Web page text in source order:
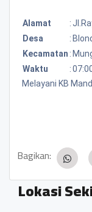
Alamat :
Desa
:
Kecamatan :
Waktu
:
Melayani KB
Bagikan:
Lokasi